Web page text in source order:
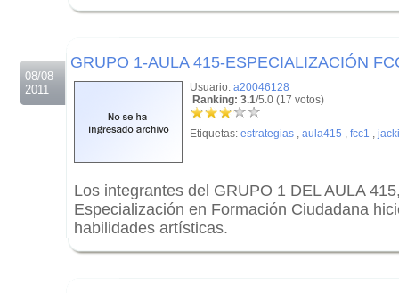
08/08
2011
GRUPO 1-AULA 415-ESPECIALIZACIÓN
Usuario: a20046128
Ranking: 3.1/5.0 (17 votos)
Etiquetas: estrategias , aula415 , fcc1 ,
Los integrantes del GRUPO 1 DEL AULA
Especialización en Formación Ciudadana
habilidades artísticas.